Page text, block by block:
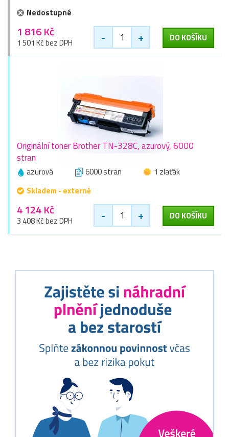
Nedostupné
1 816 Kč
1 501 Kč bez DPH - + DO KOŠÍKU
Originální toner Brother TN-328C, azurový, 6000
stran
azurová 6000 stran
1 zlaťák
Skladem - externě
4 124 Kč
3 408 Kč bez DPH - + DO KOŠÍKU